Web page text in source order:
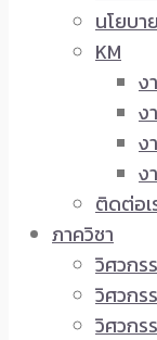
นโยบา
KM
ง
ง
ง
ง
ติดต่อเ
ภาควิชา
วิศวกร
วิศวกร
วิศวกร